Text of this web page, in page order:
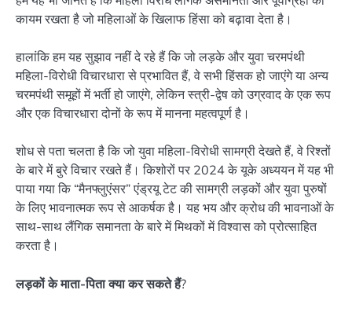
कायम रखता है जो महिलाओं के खिलाफ हिंसा को बढ़ावा देता है।
हालांकि हम यह सुझाव नहीं दे रहे हैं कि जो लड़के और युवा चरमपंथी
महिला-विरोधी विचारधारा से प्रभावित हैं, वे सभी हिंसक हो जाएंगे या अन्य
चरमपंथी समूहों में भर्ती हो जाएंगे, लेकिन स्त्री-द्वेष को उग्रवाद के एक रूप
और एक विचारधारा दोनों के रूप में मानना महत्वपूर्ण है।
शोध से पता चलता है कि जो युवा महिला-विरोधी सामग्री देखते हैं, वे रिश्तों
के बारे में बुरे विचार रखते हैं। किशोरों पर 2024 के यूके अध्ययन में यह भी
पाया गया कि “मैनफ्लुएंसर” एंड्रयू टेट की सामग्री लड़कों और युवा पुरुषों
के लिए भावनात्मक रूप से आकर्षक है। यह भय और क्रोध की भावनाओं के
साथ-साथ लैंगिक समानता के बारे में मिथकों में विश्वास को प्रोत्साहित
करता है।
लड़कों के माता-पिता क्या कर सकते हैं?